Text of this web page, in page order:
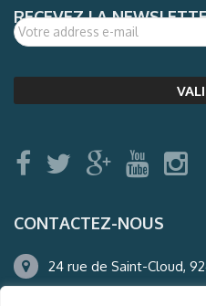
RECEVEZ LA
CONTACTEZ-NOUS
24 rue de Saint-Cloud,